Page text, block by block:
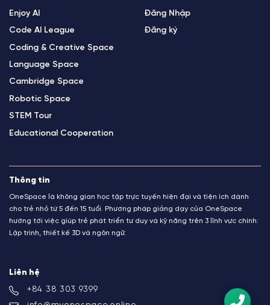
Enjoy AI
Code AI League
Coding & Creative Space
Language Space
Cambridge Space
Robotic Space
STEM Tour
Educational Cooperation
Đăng Nhập
Đăng ký
Thông tin
OneSpace là không gian học tập trực tuyến hiện đại và tiện ích dành
cho trẻ nhỏ từ 5 đến 15 tuổi. Phương pháp giảng dạy của OneSpace
hướng tới việc giúp trẻ phát triển tư duy và kỹ năng trên 3 lĩnh vực chính:
Lập trình, thiết kế 3D và ngôn ngữ.
Liên hệ
+84 38 303 9399